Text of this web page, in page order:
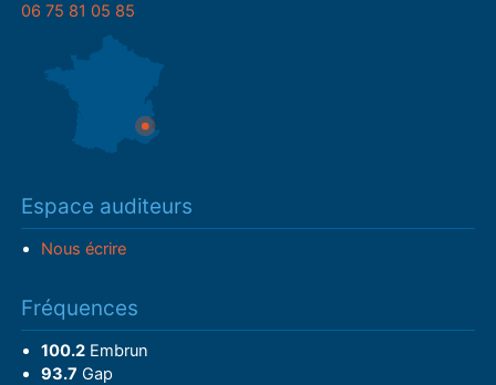
06 75 81 05 85
Espace auditeurs
Nous écrire
Fréquences
100.2Embrun
93.7 Gap